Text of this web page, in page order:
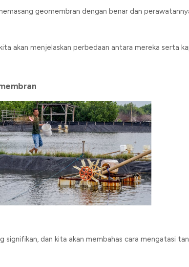
geomembran dengan benar dan
akan menjelaskan perbedaan antara mereka serta
dan kita akan membahas cara mengatasi